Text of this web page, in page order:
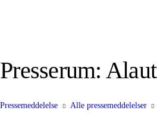
Presserum:
Pressemeddelelse Alle pressemeddelelser